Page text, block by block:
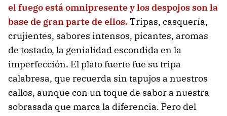
el fuego está omnipresente y los despojos son la
base de gran parte de ellos. Tripas, casquería,
crujientes, sabores intensos, picantes, aromas
de tostado, la genialidad escondida en la
imperfección. El plato fuerte fue su tripa
calabresa, que recuerda sin tapujos a nuestros
callos, aunque con un toque de sabor a nuestra
sobrasada que marca la diferencia. Pero del